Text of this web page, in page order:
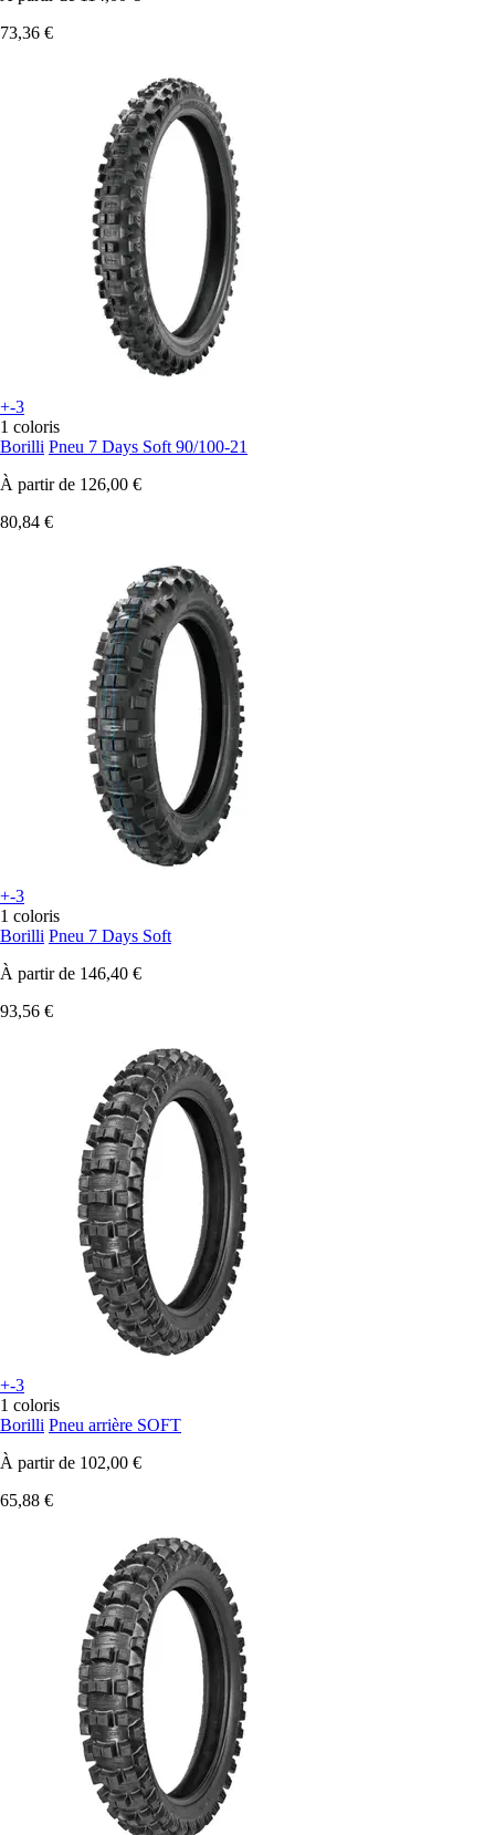
73,36 €
+-3
1 coloris
Borilli Pneu 7 Days Soft 90/100-21
À partir de 126,00 €
80,84 €
+-3
1 coloris
Borilli Pneu 7 Days Soft
À partir de 146,40 €
93,56 €
+-3
1 coloris
Borilli Pneu arrière SOFT
À partir de 102,00 €
65,88 €